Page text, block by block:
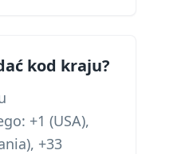
kod kraju?
+1 (USA),
+33